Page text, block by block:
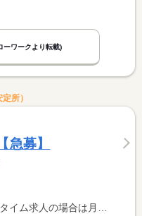
ーワークより転載)
所）
急募】
ート求人の場合は時間額を表示しています。